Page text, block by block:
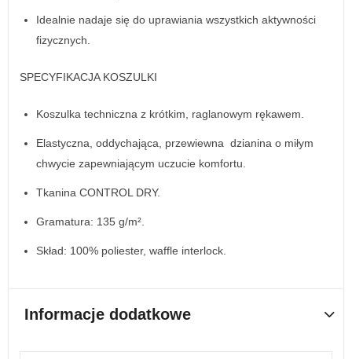
Idealnie nadaje się do uprawiania wszystkich aktywności
fizycznych.
SPECYFIKACJA KOSZULKI
Koszulka techniczna z krótkim, raglanowym rękawem.
Elastyczna, oddychająca, przewiewna dzianina o miłym
chwycie zapewniającym uczucie komfortu.
Tkanina CONTROL DRY.
Gramatura: 135 g/m².
Skład: 100% poliester, waffle interlock.
Informacje dodatkowe